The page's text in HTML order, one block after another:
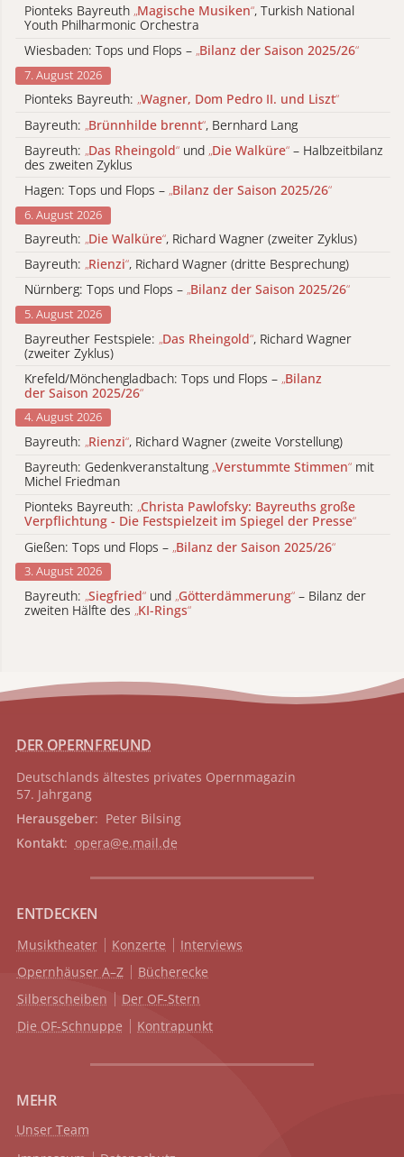
Pionteks Bayreuth „Magische Musiken“, Turkish National
Youth Philharmonic Orchestra
Wiesbaden: Tops und Flops – „Bilanz der Saison 2025/26“
7. August 2026
Pionteks Bayreuth: „Wagner, Dom Pedro II. und Liszt“
Bayreuth: „Brünnhilde brennt“, Bernhard Lang
Bayreuth: „Das Rheingold“ und „Die Walküre“ – Halbzeitbilanz
des zweiten Zyklus
Hagen: Tops und Flops – „Bilanz der Saison 2025/26“
6. August 2026
Bayreuth: „Die Walküre“, Richard Wagner (zweiter Zyklus)
Bayreuth: „Rienzi“, Richard Wagner (dritte Besprechung)
Nürnberg: Tops und Flops – „Bilanz der Saison 2025/26“
5. August 2026
Bayreuther Festspiele: „Das Rheingold“, Richard Wagner
(zweiter Zyklus)
Krefeld/Mönchengladbach: Tops und Flops – „Bilanz
der Saison 2025/26“
4. August 2026
Bayreuth: „Rienzi“, Richard Wagner (zweite Vorstellung)
Bayreuth: Gedenkveranstaltung „Verstummte Stimmen“ mit
Michel Friedman
Pionteks Bayreuth: „Christa Pawlofsky: Bayreuths große
Verpflichtung - Die Festspielzeit im Spiegel der Presse“
Gießen: Tops und Flops – „Bilanz der Saison 2025/26“
3. August 2026
Bayreuth: „Siegfried“ und „Götterdämmerung“ – Bilanz der
zweiten Hälfte des „KI-Rings“
DER OPERNFREUND
Deutschlands ältestes privates Opernmagazin
57. Jahrgang
Herausgeber: Peter Bilsing
Kontakt: opera@e.mail.de
ENTDECKEN
Musiktheater Konzerte
Interviews
Opernhäuser A–Z
Bücherecke
Silberscheiben
Der OF-Stern
Die OF-Schnuppe
Kontrapunkt
MEHR
Unser Team